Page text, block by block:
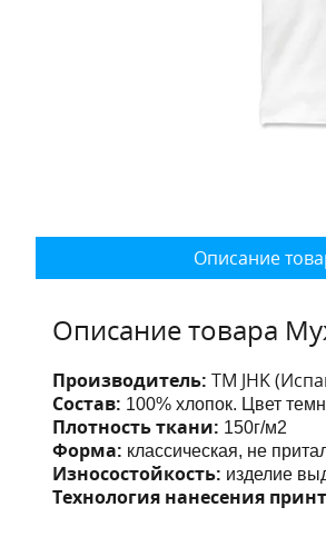
Описание
Описание товара
Производитель: ТМ JHK
Состав: 100% хлопок. Цвет
Плотность ткани: 150г/м2
Форма: классическая, не
Износостойкость: изделие
Технология нанесения